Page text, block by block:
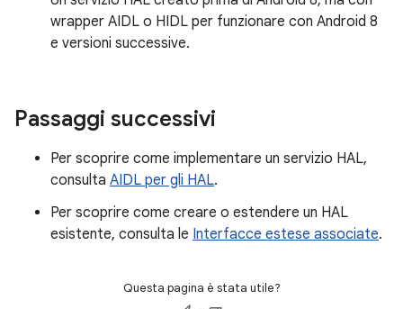
wrapper AIDL o HIDL per funzionare con Android 8
e versioni successive.
Passaggi successivi
Per scoprire come implementare un servizio HAL,
consulta AIDL per gli HAL.
Per scoprire come creare o estendere un HAL
esistente, consulta le Interfacce estese associate.
Questa pagina è stata utile?